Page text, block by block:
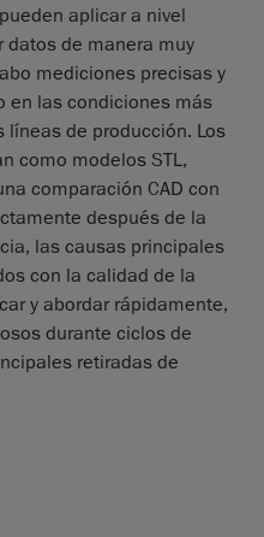
aplicar a nivel
datos de manera muy
mediciones precisas y
en las condiciones más
de producción. Los
como modelos STL,
comparación CAD con
después de la
las causas principales
con la calidad de la
y abordar rápidamente,
durante ciclos de
retiradas de